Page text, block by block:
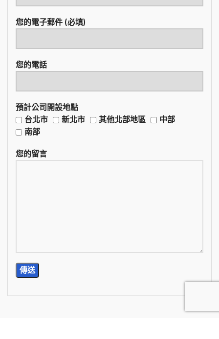
您的電子郵件 (必填)
您的電話
預計公司開設地點
台北市
新北市 其他北部地區
中部
南部
您的留言